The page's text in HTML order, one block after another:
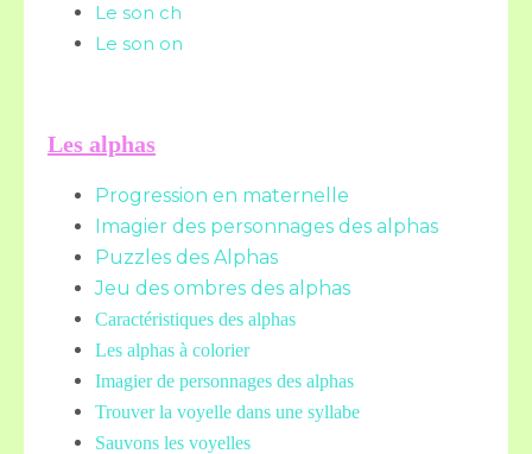
Le son ch
Le son on
Les alphas
Progression en maternelle
Imagier des personnages des alphas
Puzzles des Alphas
Jeu des ombres des alphas
Caractéristiques des alphas
Les alphas à colorier
Imagier de personnages des alphas
Trouver la voyelle dans une syllabe
Sauvons les voyelles